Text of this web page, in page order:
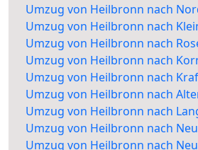
Umzug von Heilbronn nach
Umzug von Heilbronn nach
Umzug von Heilbronn nach
Umzug von Heilbronn nach
Umzug von Heilbronn nach
Umzug von Heilbronn nach
Umzug von Heilbronn nach
Umzug von Heilbronn nach
Umzug von Heilbronn nach